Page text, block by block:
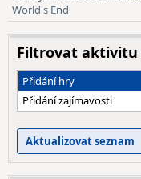
World's End
Filtrovat aktivitu
Přidání hry
Přidání zajímavosti